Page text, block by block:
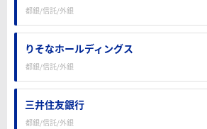
都銀/信託/外銀
りそなホールディングス
都銀/信託/外銀
三井住友銀行
都銀/信託/外銀